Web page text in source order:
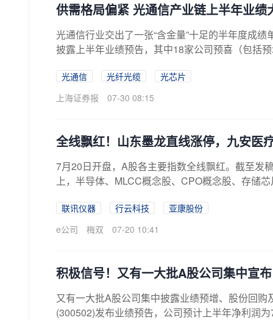
供需格局偏紧 光通信产业链上半年业绩
光通信行业交出了一张“含金量”十足的半年度成
披露上半年业绩预告，其中18家公司预喜（包括
光通信 光纤光缆
光芯片
上海证券报
07-30 08:15
全线飘红！山东墨龙直线涨停，九安医
7月20日开盘，A股各主要指数全线飘红。截至发
上，半导体、MLCC概念股、CPO概念股、存储
联讯仪器 行云科技
亚康股份
e公司
梅双 07-20 10:41
积极信号！又有一大批A股公司集中宣
又有一大批A股公司集中披露业绩预增、股份回
(300502)发布业绩预告，公司预计上半年净利润